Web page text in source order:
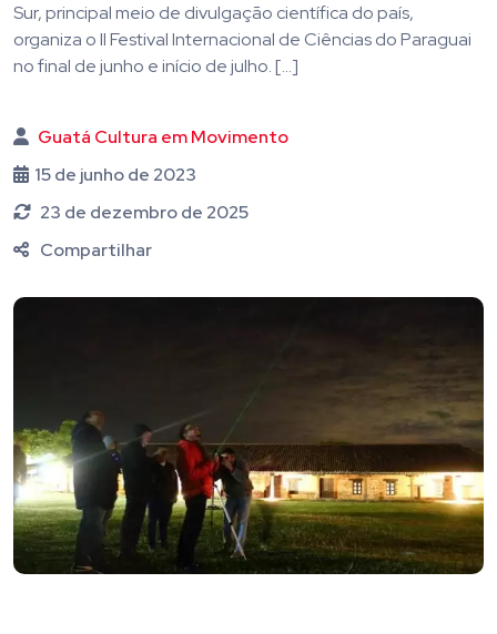
Sur, principal meio de divulgação científica do país,
organiza o II Festival Internacional de Ciências do Paraguai
no final de junho e início de julho. […]
Guatá Cultura em Movimento
15 de junho de 2023
23 de dezembro de 2025
Compartilhar